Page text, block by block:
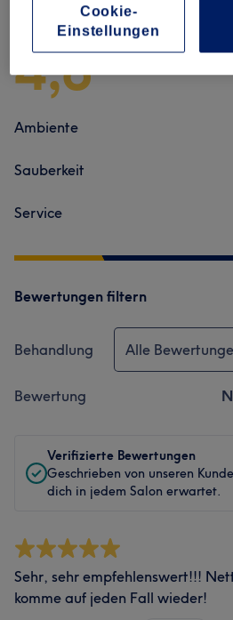
4,8
Ambiente
Sauberkeit
Service
Bewertungen filtern
Behandlung Alle
Bewertung
Verifizierte Bewertungen
Geschrieben von unseren
dich in jedem Salon erwartet.
Sehr, sehr empfehlenswert!!!
komme auf jeden Fall wieder!
Cookie-
Einstellungen